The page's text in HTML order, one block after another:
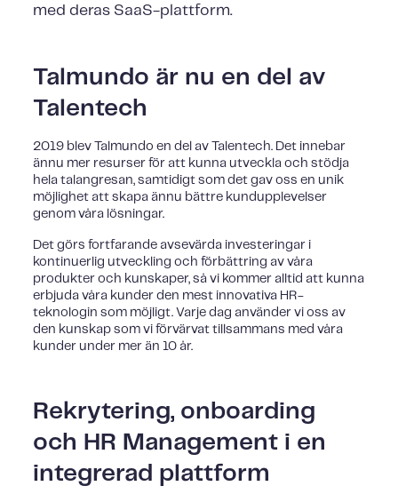
med deras SaaS-plattform.
Talmundo är nu en del av
Talentech
2019 blev Talmundo en del av Talentech. Det innebar
ännu mer resurser för att kunna utveckla och stödja
hela talangresan, samtidigt som det gav oss en unik
möjlighet att skapa ännu bättre kundupplevelser
genom våra lösningar.
Det görs fortfarande avsevärda investeringar i
kontinuerlig utveckling och förbättring av våra
produkter och kunskaper, så vi kommer alltid att kunna
erbjuda våra kunder den mest innovativa HR-
teknologin som möjligt. Varje dag använder vi oss av
den kunskap som vi förvärvat tillsammans med våra
kunder under mer än 10 år.
Rekrytering, onboarding
och HR Management i en
integrerad plattform